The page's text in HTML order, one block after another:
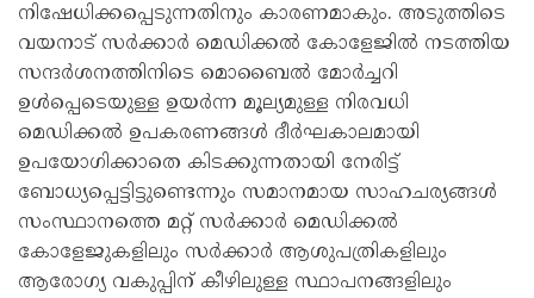
നിഷേധിക്കപ്പെടുന്നതിനും കാരണമാകും. അടുത്തിടെ
വയനാട് സർക്കാർ മെഡിക്കൽ കോളേജിൽ നടത്തിയ
സന്ദർശനത്തിനിടെ മൊബൈൽ മോർച്ചറി
ഉൾപ്പെടെയുള്ള ഉയർന്ന മൂല്യമുള്ള നിരവധി
മെഡിക്കൽ ഉപകരണങ്ങൾ ദീർഘകാലമായി
ഉപയോഗിക്കാതെ കിടക്കുന്നതായി നേരിട്ട്
ബോധ്യപ്പെട്ടിട്ടുണ്ടെന്നും സമാനമായ സാഹചര്യങ്ങൾ
സംസ്ഥാനത്തെ മറ്റ് സർക്കാർ മെഡിക്കൽ
കോളേജുകളിലും സർക്കാർ ആശുപത്രികളിലും
ആരോഗ്യ വകുപ്പിന് കീഴിലുള്ള സ്ഥാപനങ്ങളിലും